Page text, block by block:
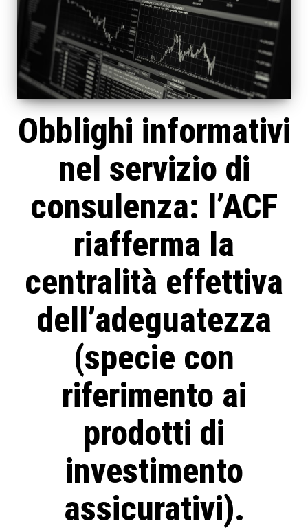
Obblighi informativi
nel servizio di
consulenza: l’ACF
riafferma la
centralità effettiva
dell’adeguatezza
(specie con
riferimento ai
prodotti di
investimento
assicurativi).